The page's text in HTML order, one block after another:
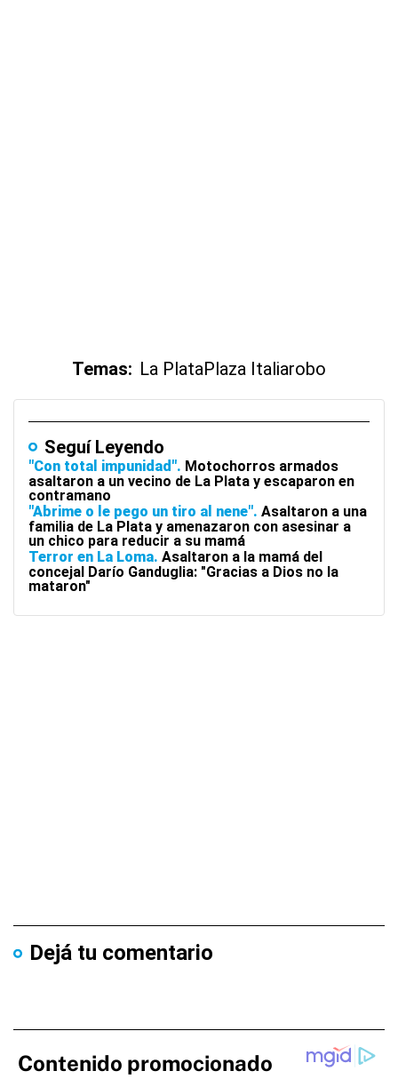
Temas: La PlataPlaza Italiarobo
Seguí Leyendo
"Con total impunidad" Motochorros armados
asaltaron a un vecino de La Plata y escaparon en
contramano
"Abrime o le pego un tiro al nene" Asaltaron a una
familia de La Plata y amenazaron con asesinar a
un chico para reducir a su mamá
Terror en La Loma Asaltaron a la mamá del
concejal Darío Ganduglia: "Gracias a Dios no la
mataron"
Dejá tu comentario